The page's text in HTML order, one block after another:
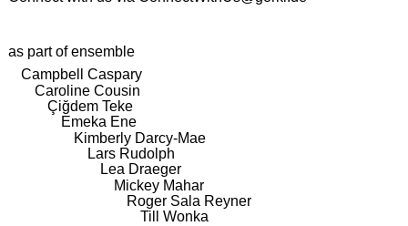
as part of ensemble
Campbell Caspary
Caroline Cousin
Çiğdem Teke
Emeka Ene
Kimberly Darcy-Mae
Lars Rudolph
Lea Draeger
Mickey Mahar
Roger Sala Reyner
Till Wonka